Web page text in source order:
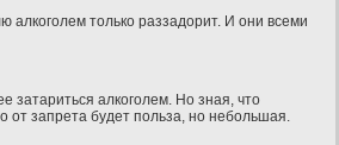
алкоголем только раззадорит. И они всеми
затариться алкоголем. Но зная, что
от запрета будет польза, но небольшая.